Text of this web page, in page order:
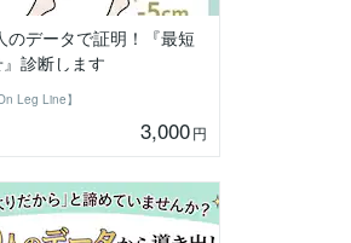
のデータで証明！『最短
診断します
Leg Line】
3,000円